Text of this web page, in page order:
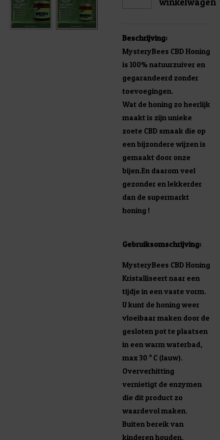
winkelwagen
Beschrijving:
MysteryBees CBD Honing
is 100% natuurzuiver en
gegarandeerd zonder
toevoegingen.
Wat de honing zo heerlijk
maakt is zijn unieke
zoete CBD smaak die op
een bijzondere wijzen is
gemaakt door onze
bijen.En daarom veel
gezonder en lekkerder
dan de supermarkt
honing !
Gebruiksomschrijving:
MysteryBees CBD Honing
Kristalliseert naar een
tijdje in een vaste vorm.
U kunt de honing weer
vloeibaar maken door de
gesloten pot te plaatsen
in een warm waterbad,
max 30 ° C (lauw).
Oververhitting
vernietigt de enzymen
die dit product zo
waardevol maken.
Buiten bereik van
kinderen houden.